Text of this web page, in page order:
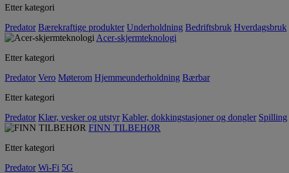
Etter kategori
Predator Bærekraftige produkter Underholdning Bedriftsbruk Hverdagsbruk
Acer-skjermteknologi
Etter kategori
Predator Vero Møterom Hjemmeunderholdning Bærbar
Etter kategori
Predator Klær, vesker og utstyr Kabler, dokkingstasjoner og dongler Spilling
FINN TILBEHØR
Etter kategori
Predator Wi-Fi 5G